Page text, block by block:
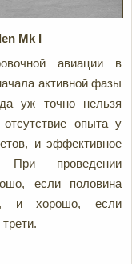
Mk
авиации в
активной фазы
уж точно нельзя
опыта у
и эффективное
При проведении
если половина
и хорошо, если